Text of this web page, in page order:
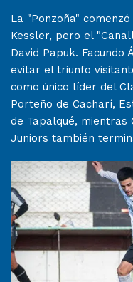
La "Ponzoña"
Kessler, pero el
David Papuk. Facundo
evitar el triunfo
como único líder del
Porteño de Cacharí,
de Tapalqué, mientras
Juniors también